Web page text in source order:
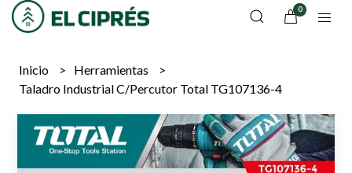
0
Inicio
Herramientas
Taladro Industrial C/Percutor Total TG107136-4